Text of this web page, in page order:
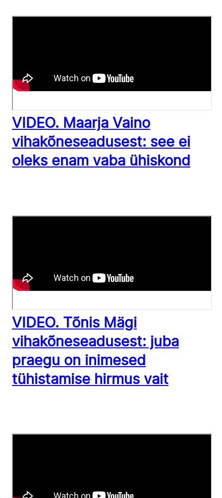
VIDEO. Maarja Vaino
vihakõneseadusest: see ei
oleks enam vaba ühiskond
VIDEO. Tõnis Mägi
vihakõneseadusest: juba
praegu on inimesed
tühistamise hirmus vait